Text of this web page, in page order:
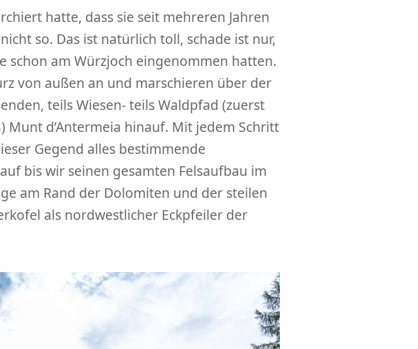
hatte, dass sie seit mehreren Jahren
so. Das ist natürlich toll, schade ist nur,
schon am Würzjoch eingenommen hatten.
von außen an und marschieren über der
teils Wiesen- teils Waldpfad (zuerst
Munt d’Antermeia hinauf. Mit jedem Schritt
Gegend alles bestimmende
bis wir seinen gesamten Felsaufbau im
am Rand der Dolomiten und der steilen
als nordwestlicher Eckpfeiler der